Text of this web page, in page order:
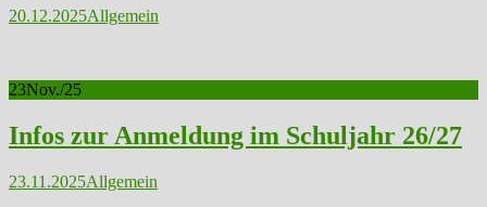
20.12.2025Allgemein
23Nov./25
Infos zur Anmeldung im Schuljahr 26/27
23.11.2025Allgemein